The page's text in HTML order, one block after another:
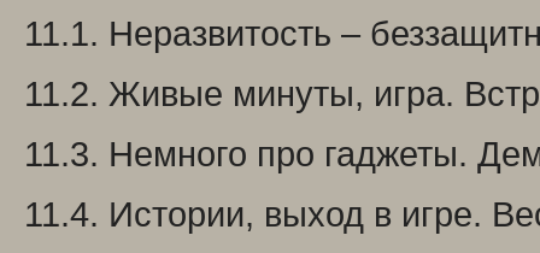
11.1. Неразвитость –
11.2. Живые минуты, игра.
11.3. Немного про гаджеты.
11.4. Истории, выход в игре.